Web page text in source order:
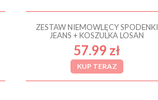
ZESTAW NIEMOWLĘCY SPODENKI
JEANS + KOSZULKA LOSAN
57.99 zł
KUP TERAZ